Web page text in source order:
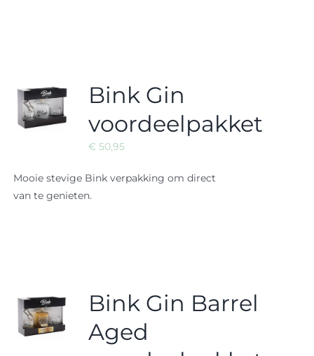
Bink Gin
voordeelpakket
€50,95
Mooie stevige Bink verpakking om direct
van te genieten.
Bink Gin Barrel
Aged